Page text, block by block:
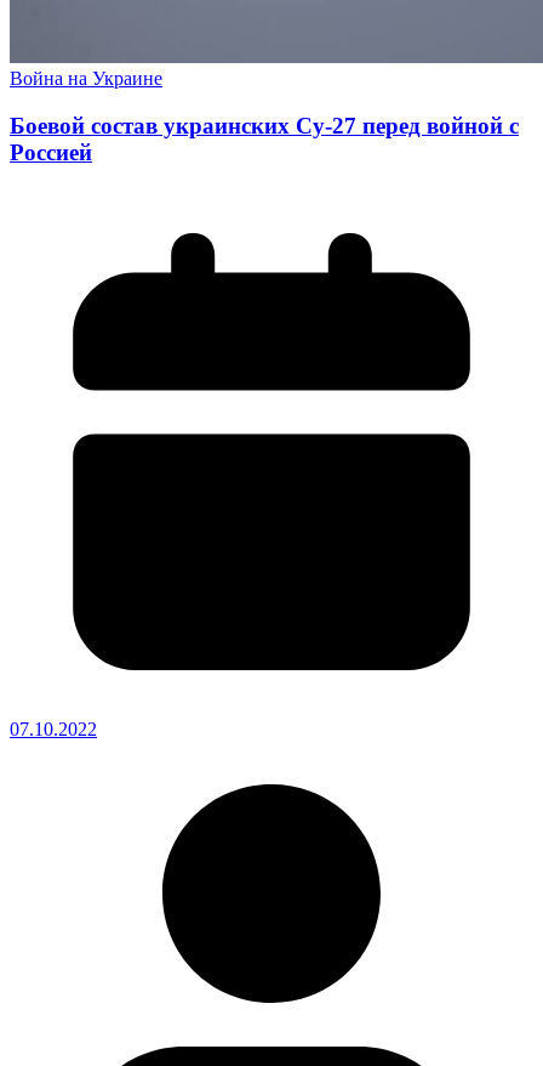
Война на Украине
Боевой состав украинских Су-27 перед войной с
Россией
07.10.2022